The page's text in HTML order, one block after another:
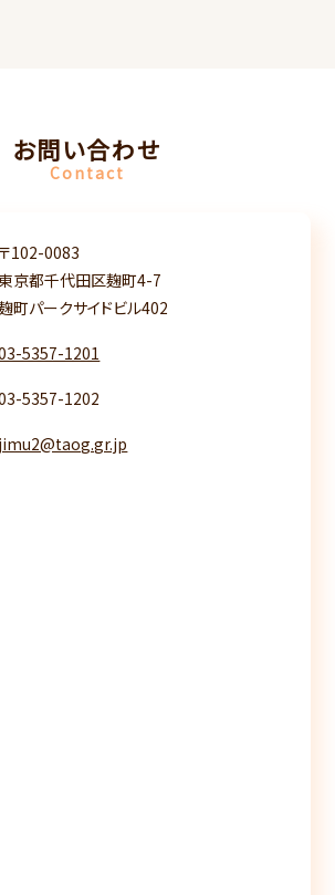
お問い合わせ
Contact
〒102-0083
京都千代田区麹町4-7
町パークサイドビル402
5357-1201
5357-1202
jimu2@taog.gr.jp